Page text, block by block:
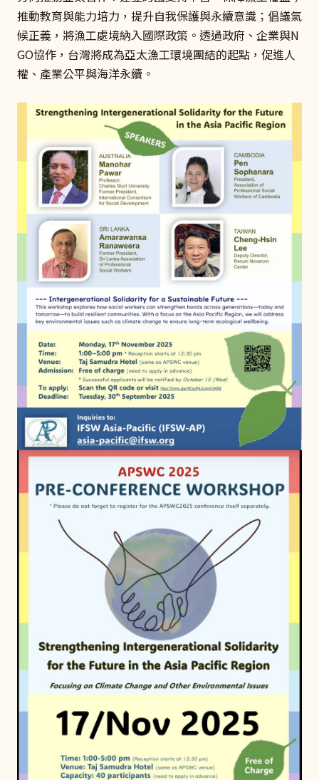
推動教育與能力培力，提升自我保護與永續意識；倡議氣
候正義，將漁工處境納入國際政策。透過政府、企業與N
GO協作，台灣將成為亞太漁工環境團結的起點，促進人
權、產業公平與海洋永續。